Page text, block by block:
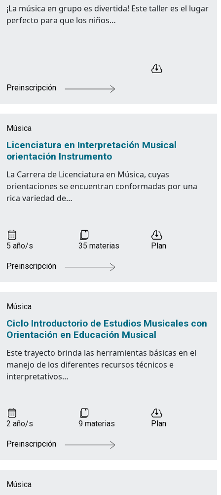
¡La música en grupo es divertida! Este taller es el lugar
perfecto para que los niños…
Preinscripción
Música
Licenciatura en Interpretación Musical
orientación Instrumento
La Carrera de Licenciatura en Música, cuyas
orientaciones se encuentran conformadas por una
rica variedad de…
5 año/s 35 materias Plan
Preinscripción
Música
Ciclo Introductorio de Estudios Musicales con
Orientación en Educación Musical
Este trayecto brinda las herramientas básicas en el
manejo de los diferentes recursos técnicos e
interpretativos…
2 año/s 9 materias Plan
Preinscripción
Música